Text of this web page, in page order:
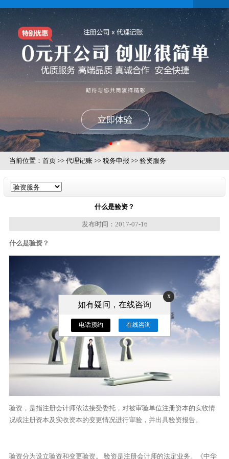
当前位置： 首页>> 代理记账>> 税务申报 >> 验资服务
什么是验资？
发布时间：2017-07-16
什么是验资？
验资，是指注册会计师依法接受委托，对被审验单位注册资本的实收情
况或注册资本及实收资本的变更情况进行审验，并出具验资报告。
验资分为设立验资和变更验资。 验资是注册会计师的法定业务。《中华
x
如有疑问，在线咨询
电话预约 在线咨询